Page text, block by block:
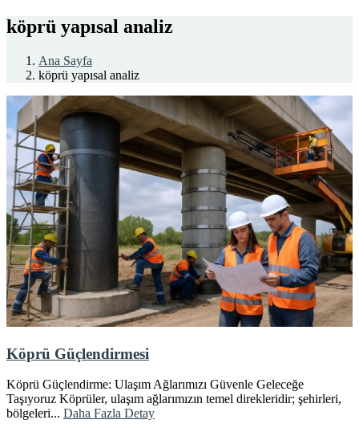
köprü yapısal analiz
Ana Sayfa
köprü yapısal analiz
Köprü Güçlendirmesi
Köprü Güçlendirme: Ulaşım Ağlarımızı Güvenle Geleceğe
Taşıyoruz Köprüler, ulaşım ağlarımızın temel direkleridir; şehirleri,
bölgeleri... Daha Fazla Detay